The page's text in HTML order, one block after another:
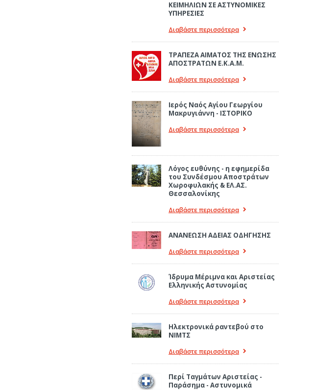
ΚΕΙΜΗΛΙΩΝ ΣΕ ΑΣΤΥΝΟΜΙΚΕΣ
ΥΠΗΡΕΣΙΕΣ
Διαβάστε περισσότερα
ΤΡΑΠΕΖΑ ΑΙΜΑΤΟΣ ΤΗΣ ΕΝΩΣΗΣ
ΑΠΟΣΤΡΑΤΩΝ Ε.Κ.Α.Μ.
Διαβάστε περισσότερα
Ιερός Ναός Αγίου Γεωργίου
Μακρυγιάννη - ΙΣΤΟΡΙΚΟ
Διαβάστε περισσότερα
Λόγος ευθύνης - η εφημερίδα
του Συνδέσμου Αποστράτων
Χωροφυλακής & ΕΛ.ΑΣ.
Θεσσαλονίκης
Διαβάστε περισσότερα
ΑΝΑΝΕΩΣΗ ΑΔΕΙΑΣ ΟΔΗΓΗΣΗΣ
Διαβάστε περισσότερα
Ίδρυμα Μέριμνα και Αριστείας
Ελληνικής Αστυνομίας
Διαβάστε περισσότερα
Ηλεκτρονικά ραντεβού στο
ΝΙΜΤΣ
Διαβάστε περισσότερα
Περί Ταγμάτων Αριστείας -
Παράσημα - Αστυνομικά